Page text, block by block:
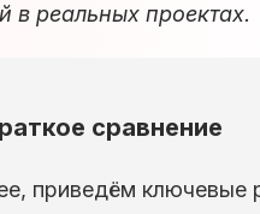
в реальных проектах.
сравнение
приведём ключевые